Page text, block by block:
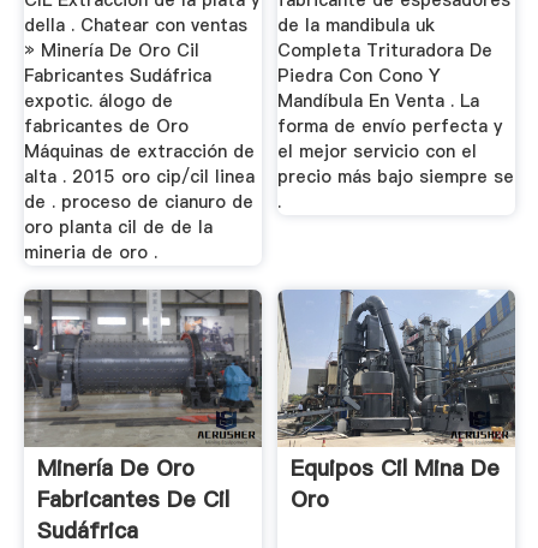
della . Chatear con ventas
» Minería De Oro Cil
Fabricantes Sudáfrica
expotic. álogo de
fabricantes de Oro
Máquinas de extracción de
alta . 2015 oro cip/cil linea
de . proceso de cianuro de
oro planta cil de de la
mineria de oro .
de la mandibula uk
Completa Trituradora De
Piedra Con Cono Y
Mandíbula En Venta . La
forma de envío perfecta y
el mejor servicio con el
precio más bajo siempre se
.
Minería De Oro
Fabricantes De Cil
Sudáfrica
Equipos Cil Mina De
Oro